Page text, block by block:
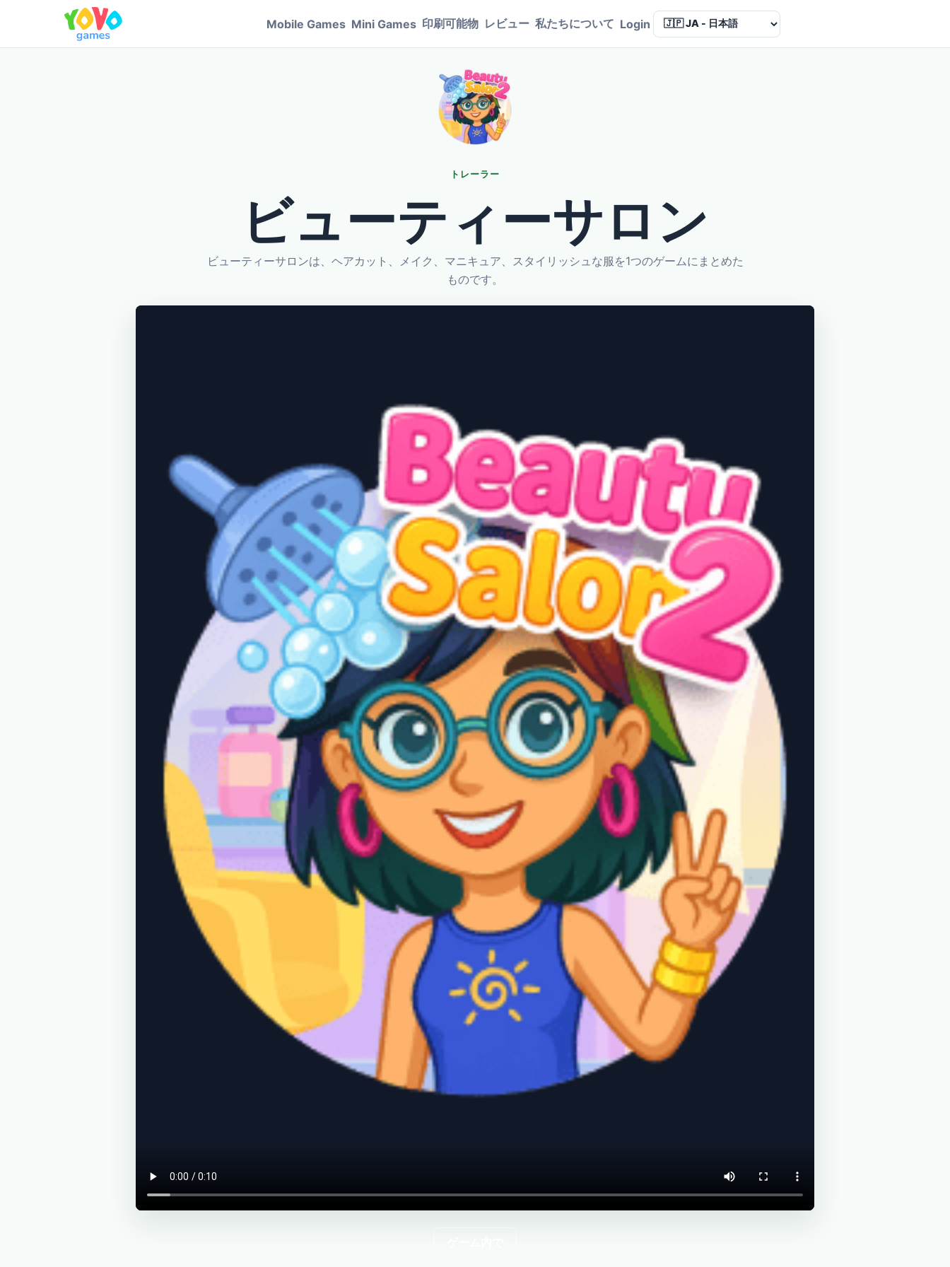
Mobile Games Mini Games 印刷可能物 レビュー 私たちについて Login Language
トレーラー
ビューティーサロン
ビューティーサロンは、ヘアカット、メイク、マニキュア、スタイリッシュな服を1つのゲームにまとめた
ものです。